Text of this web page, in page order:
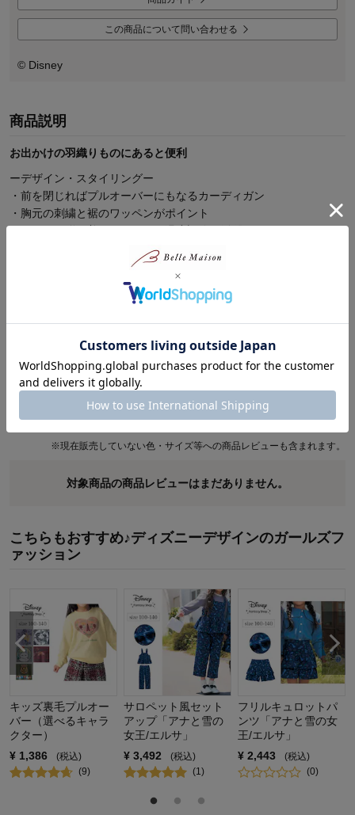
この商品について問い合わせる
© Disney
商品説明
お出かけの羽織りものにあると便利
ーデザイン・スタイリングー
・前を閉じればプルオーバーにもなるカーディガン
・胸元の刺繍と裾のワッペンがポイント
・身生地は綿100％の裏毛素材
・厚すぎず薄すぎず、長期間着やすい
商品レビュー
※現在販売していない色・サイズ等への商品レビューも含まれます。
対象商品の商品レビューはまだありません。
こちらもおすすめ♪ディズニーデザインのガールズフ
ァッション
キッズ裏毛プルオー
バー（選べるキャラ
クター）
¥ 1,386
(税込)
(9)
サロペット風セット
アップ「アナと雪の
女王/エルサ」
¥ 3,492
(税込)
(1)
フリルキュロットパ
ンツ「アナと雪の女
王/エルサ」
¥ 2,443
(税込)
(0)